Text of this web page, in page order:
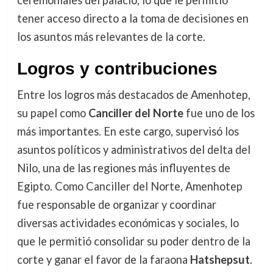
tener acceso directo a la toma de decisiones en
los asuntos más relevantes de la corte.
Logros y contribuciones
Entre los logros más destacados de Amenhotep,
su papel como Canciller del Nortefue uno de los
más importantes. En este cargo, supervisó los
asuntos políticos y administrativos del delta del
Nilo, una de las regiones más influyentes de
Egipto. Como Canciller del Norte, Amenhotep
fue responsable de organizar y coordinar
diversas actividades económicas y sociales, lo
que le permitió consolidar su poder dentro de la
corte y ganar el favor de la faraona Hatshepsut.